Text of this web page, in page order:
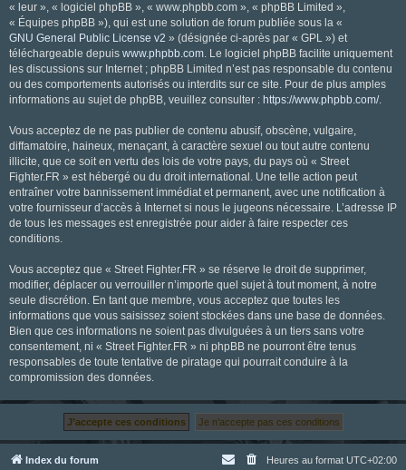
« leur », « logiciel phpBB », « www.phpbb.com », « phpBB Limited »,
« Équipes phpBB »), qui est une solution de forum publiée sous la «
GNU General Public License v2 » (désignée ci-après par « GPL ») et
téléchargeable depuis www.phpbb.com. Le logiciel phpBB facilite uniquement
les discussions sur Internet ; phpBB Limited n’est pas responsable du contenu
ou des comportements autorisés ou interdits sur ce site. Pour de plus amples
informations au sujet de phpBB, veuillez consulter : https://www.phpbb.com/.
Vous acceptez de ne pas publier de contenu abusif, obscène, vulgaire,
diffamatoire, haineux, menaçant, à caractère sexuel ou tout autre contenu
illicite, que ce soit en vertu des lois de votre pays, du pays où « Street
Fighter.FR » est hébergé ou du droit international. Une telle action peut
entraîner votre bannissement immédiat et permanent, avec une notification à
votre fournisseur d’accès à Internet si nous le jugeons nécessaire. L’adresse IP
de tous les messages est enregistrée pour aider à faire respecter ces
conditions.
Vous acceptez que « Street Fighter.FR » se réserve le droit de supprimer,
modifier, déplacer ou verrouiller n’importe quel sujet à tout moment, à notre
seule discrétion. En tant que membre, vous acceptez que toutes les
informations que vous saisissez soient stockées dans une base de données.
Bien que ces informations ne soient pas divulguées à un tiers sans votre
consentement, ni « Street Fighter.FR » ni phpBB ne pourront être tenus
responsables de toute tentative de piratage qui pourrait conduire à la
compromission des données.
Index du forum Heures au format UTC+02:00